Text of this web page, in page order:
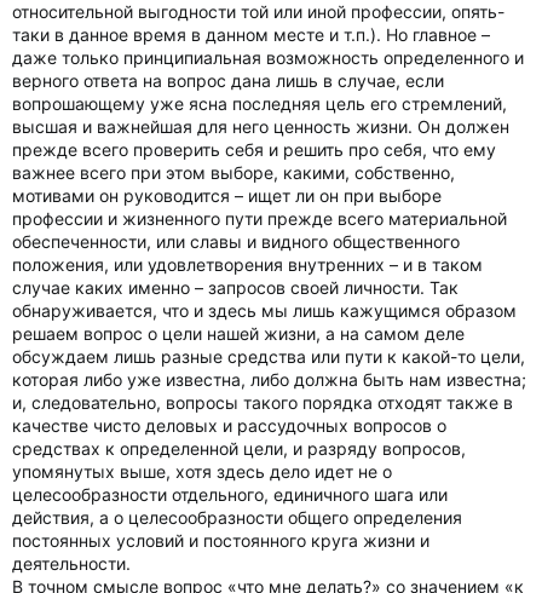
относительной выгодности той или иной профессии, опять-
таки в данное время в данном месте и т.п.). Но главное –
даже только принципиальная возможность определенного и
верного ответа на вопрос дана лишь в случае, если
вопрошающему уже ясна последняя цель его стремлений,
высшая и важнейшая для него ценность жизни. Он должен
прежде всего проверить себя и решить про себя, что ему
важнее всего при этом выборе, какими, собственно,
мотивами он руководится – ищет ли он при выборе
профессии и жизненного пути прежде всего материальной
обеспеченности, или славы и видного общественного
положения, или удовлетворения внутренних – и в таком
случае каких именно – запросов своей личности. Так
обнаруживается, что и здесь мы лишь кажущимся образом
решаем вопрос о цели нашей жизни, а на самом деле
обсуждаем лишь разные средства или пути к какой-то цели,
которая либо уже известна, либо должна быть нам известна;
и, следовательно, вопросы такого порядка отходят также в
качестве чисто деловых и рассудочных вопросов о
средствах к определенной цели, и разряду вопросов,
упомянутых выше, хотя здесь дело идет не о
целесообразности отдельного, единичного шага или
действия, а о целесообразности общего определения
постоянных условий и постоянного круга жизни и
деятельности.
В точном смысле вопрос «что мне делать?» со значением «к